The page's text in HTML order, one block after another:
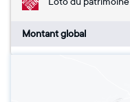
Montant global